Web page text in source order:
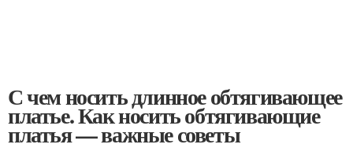
С чем носить длинное обтягивающее
платье. Как носить обтягивающие
платья — важные советы